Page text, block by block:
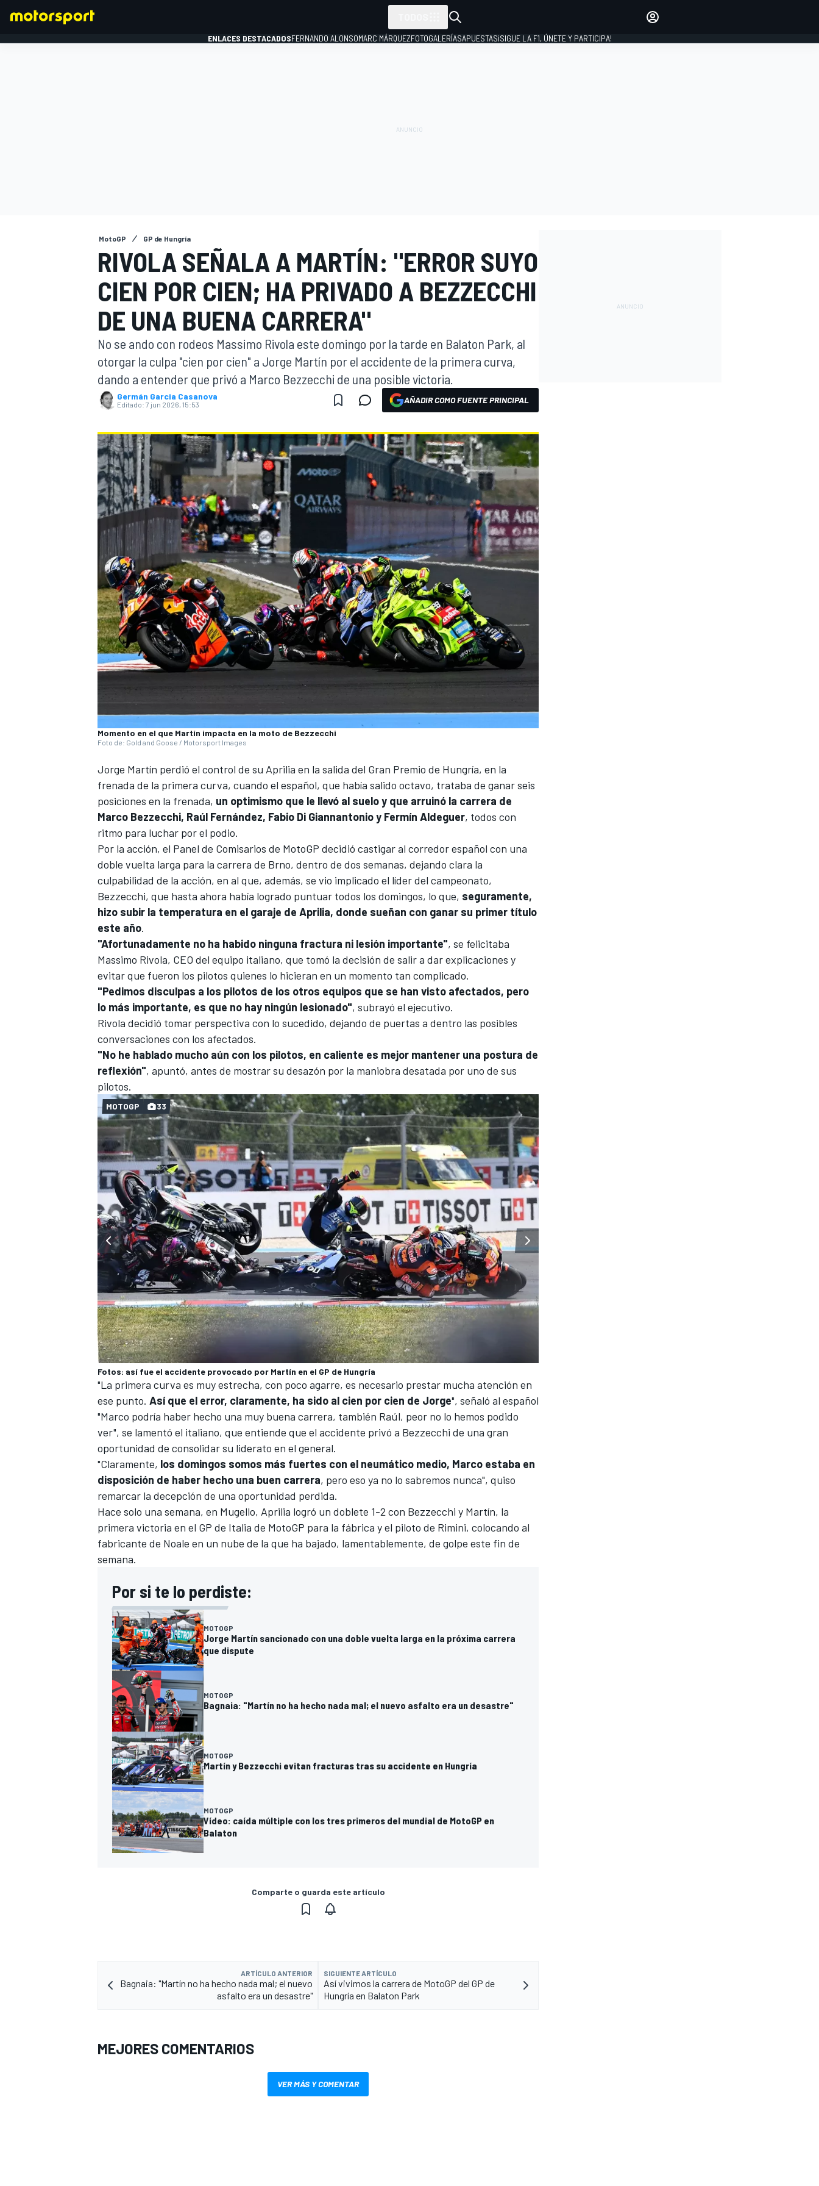
WEC FÓRMULA E
MÁS CATEGORÍAS
ENLACES DESTACADOSFERNANDO ALONSOMARC MÁRQUEZFOTOGALERÍASAPUESTAS¡SIGUE LA F1, ÚNETE Y PARTICIPA!
MotoGP GP de Hungría
RIVOLA SEÑALA A MARTÍN: "ERROR SUYO
CIEN POR CIEN; HA PRIVADO A BEZZECCHI
DE UNA BUENA CARRERA"
No se ando con rodeos Massimo Rivola este domingo por la tarde en Balaton Park, al
otorgar la culpa "cien por cien" a Jorge Martín por el accidente de la primera curva,
dando a entender que privó a Marco Bezzecchi de una posible victoria.
Germán Garcia Casanova
Editado: 7 jun 2026, 15:53 AÑADIR COMO FUENTE PRINCIPAL
Momento en el que Martín impacta en la moto de Bezzecchi
Foto de: Gold and Goose / Motorsport Images
Jorge Martín perdió el control de su Aprilia en la salida del Gran Premio de Hungría, en la
frenada de la primera curva, cuando el español, que había salido octavo, trataba de ganar seis
posiciones en la frenada, un optimismo que le llevó al suelo y que arruinó la carrera de
Marco Bezzecchi, Raúl Fernández, Fabio Di Giannantonioy Fermín Aldeguer, todos con
ritmo para luchar por el podio.
Por la acción, el Panel de Comisarios de MotoGP decidió castigar al corredor español con una
doble vuelta larga para la carrera de Brno, dentro de dos semanas, dejando clara la
culpabilidad de la acción, en al que, además, se vio implicado el líder del campeonato,
Bezzecchi, que hasta ahora había logrado puntuar todos los domingos, lo que, seguramente,
hizo subir la temperatura en el garaje de Aprilia, donde sueñan con ganar su primer título
este año.
"Afortunadamente no ha habido ninguna fractura ni lesión importante", se felicitaba
Massimo Rivola, CEO del equipo italiano, que tomó la decisión de salir a dar explicaciones y
evitar que fueron los pilotos quienes lo hicieran en un momento tan complicado.
"Pedimos disculpas a los pilotos de los otros equipos que se han visto afectados, pero
lo más importante, es que no hay ningún lesionado", subrayó el ejecutivo.
Rivola decidió tomar perspectiva con lo sucedido, dejando de puertas a dentro las posibles
conversaciones con los afectados.
"No he hablado mucho aún con los pilotos, en caliente es mejor mantener una postura de
reflexión", apuntó, antes de mostrar su desazón por la maniobra desatada por uno de sus
pilotos.
Fotos: así fue el accidente provocado por Martín en el GP de Hungría
MOTOGP 33
"La primera curva es muy estrecha, con poco agarre, es necesario prestar mucha atención en
ese punto. Así que el error, claramente, ha sido al cien por cien de Jorge", señaló al español
"Marco podría haber hecho una muy buena carrera, también Raúl, peor no lo hemos podido
ver", se lamentó el italiano, que entiende que el accidente privó a Bezzecchi de una gran
oportunidad de consolidar su liderato en el general.
"Claramente, los domingos somos más fuertes con el neumático medio, Marco estaba en
disposición de haber hecho una buen carrera, pero eso ya no lo sabremos nunca", quiso
remarcar la decepción de una oportunidad perdida.
Hace solo una semana, en Mugello, Aprilia logró un doblete 1-2 con Bezzecchi y Martín, la
primera victoria en el GP de Italia de MotoGP para la fábrica y el piloto de Rimini, colocando al
fabricante de Noale en un nube de la que ha bajado, lamentablemente, de golpe este fin de
semana.
Por si te lo perdiste:
MOTOGP
Jorge Martín sancionado con una doble vuelta larga en la próxima carrera
que dispute
MOTOGP
Bagnaia: "Martín no ha hecho nada mal; el nuevo asfalto era un desastre"
MOTOGP
Martín y Bezzecchi evitan fracturas tras su accidente en Hungría
MOTOGP
Vídeo: caída múltiple con los tres primeros del mundial de MotoGP en
Balaton
Comparte o guarda este artículo
ARTÍCULO ANTERIOR
Bagnaia: "Martín no ha hecho nada mal; el nuevo
asfalto era un desastre"
SIGUIENTE ARTÍCULO
Así vivimos la carrera de MotoGP del GP de
Hungría en Balaton Park
MEJORES COMENTARIOS
VER MÁS Y COMENTAR